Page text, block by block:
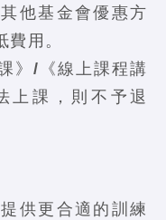
他基金會優惠方
用。
》/《線上課程講
上課，則不予退
供更合適的訓練